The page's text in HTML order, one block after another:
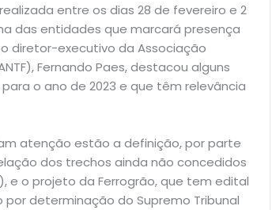
entre os dias 28 de fevereiro e 2
das entidades que marcará presença
diretor-executivo da Associação
Fernando Paes, destacou alguns
o ano de 2023 e que têm relevância
atenção estão a definição, por parte
dos trechos ainda não concedidos
e o projeto da Ferrogrão, que tem edital
determinação do Supremo Tribunal